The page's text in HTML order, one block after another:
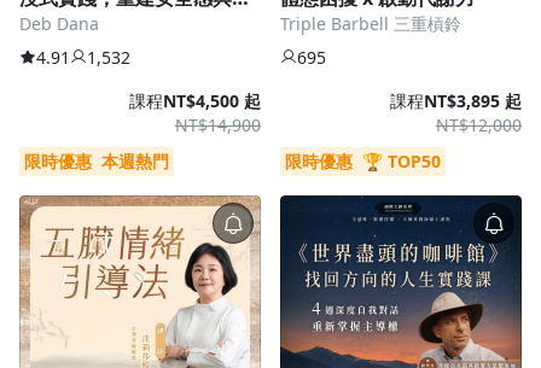
層內在連結
Deb Dana
4.91
1,532
課程
NT$14,900
NT$4,500 起
限時優惠 本週熱門
Triple Barbell 三重槓鈴
695
課程
NT$12,000
NT$3,895 起
限時優惠 🏆 TOP50